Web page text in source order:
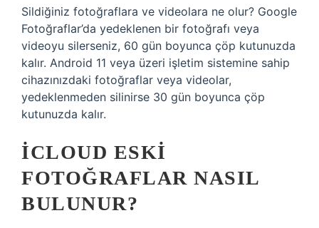
Sildiğiniz fotoğraflara ve videolara ne olur? Google
Fotoğraflar’da yedeklenen bir fotoğrafı veya
videoyu silerseniz, 60 gün boyunca çöp kutunuzda
kalır. Android 11 veya üzeri işletim sistemine sahip
cihazınızdaki fotoğraflar veya videolar,
yedeklenmeden silinirse 30 gün boyunca çöp
kutunuzda kalır.
ICLOUD ESKI
FOTOĞRAFLAR NASIL
BULUNUR?